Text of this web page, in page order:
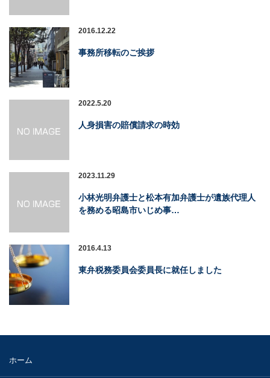
2016.12.22
事務所移転のご挨拶
2022.5.20
人身損害の賠償請求の時効
2023.11.29
小林光明弁護士と松本有加弁護士が遺族代理人
を務める昭島市いじめ事…
2016.4.13
東弁税務委員会委員長に就任しました
ホーム